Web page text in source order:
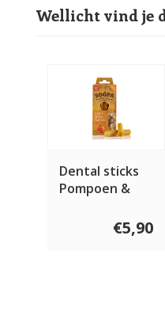
Wellicht vind je
Dental sticks
Pompoen &
€5,90